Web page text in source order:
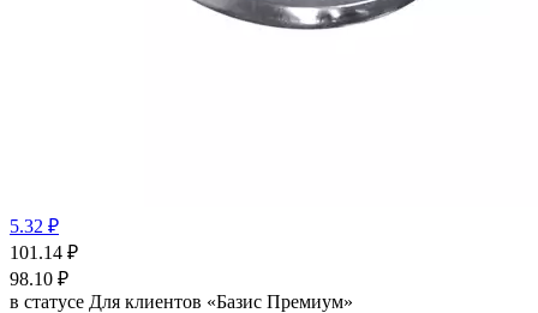
5.32 ₽
101.14 ₽
98.10 ₽
в статусе Для клиентов «Базис Премиум»